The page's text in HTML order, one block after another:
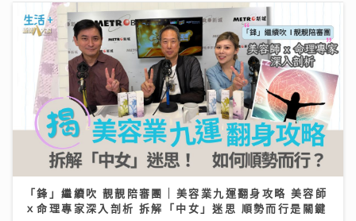
「鋒」繼續吹 靚靚陪審團 | 美容業九運翻身攻略 美容師
ｘ命理專家深入剖析 拆解「中女」迷思 順勢而行是關鍵